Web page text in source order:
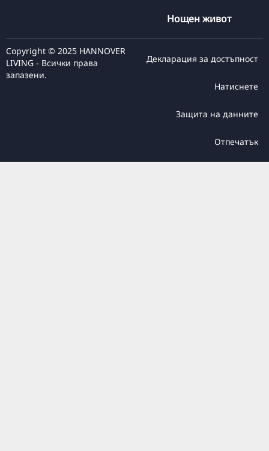
Нощен живот
Copyright © 2025 HANNOVER
LIVING - Всички права
запазени.
Декларация за достъпност
Натиснете
Защита на данните
Отпечатък